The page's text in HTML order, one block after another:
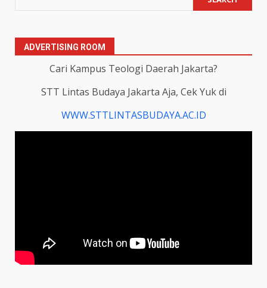
ADVERTISING ROOM
Cari Kampus Teologi Daerah Jakarta?
STT Lintas Budaya Jakarta Aja, Cek Yuk di
WWW.STTLINTASBUDAYA.AC.ID